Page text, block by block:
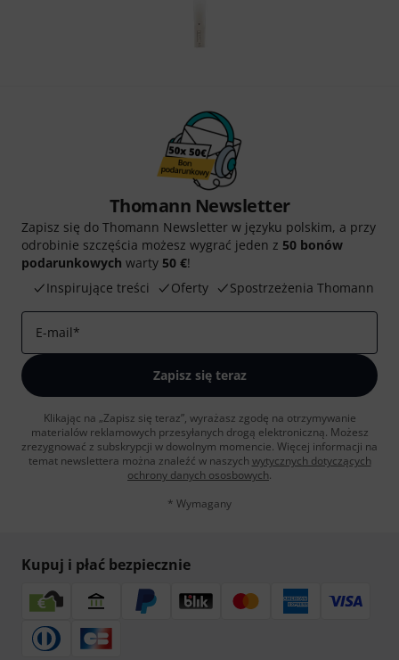
Thomann Newsletter
Zapisz się do Thomann Newsletter w języku polskim, a przy
odrobinie szczęścia możesz wygrać jeden z 50 bonów
podarunkowych warty 50 €!
Inspirujące treści
Oferty Spostrzeżenia Thomann
E-mail*
Zapisz się teraz
Klikając na „Zapisz się teraz”, wyrażasz zgodę na otrzymywanie
materialów reklamowych przesyłanych drogą elektroniczną. Możesz
zrezygnować z subskrypcji w dowolnym momencie. Więcej informacji na
temat newslettera można znaleźć w naszych wytycznych dotyczących
ochrony danych ososbowych.
* Wymagany
Kupuj i płać bezpiecznie